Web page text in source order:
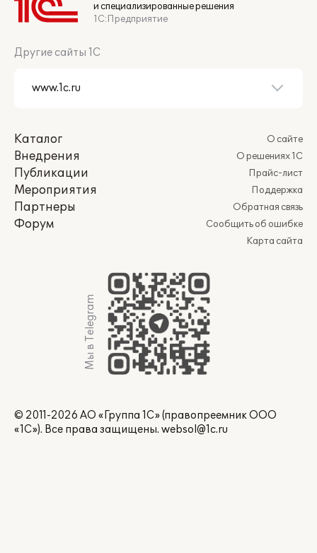
и специализированные решения
1С:Предприятие
Другие сайты 1С
Каталог
Внедрения
Публикации
Мероприятия
Партнеры
Форум
О сайте
О решениях 1С
Прайс-лист
Поддержка
Обратная связь
Сообщить об ошибке
Карта сайта
Мы в Telegram
© 2011-2026 АО «Группа 1С» (правопреемник ООО
«1С»). Все права защищены. websol@1c.ru